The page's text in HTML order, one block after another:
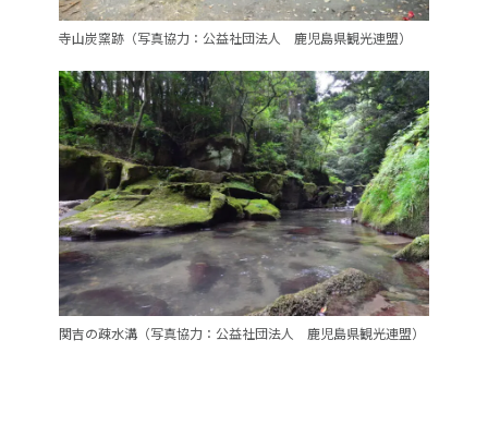
寺山炭窯跡（写真協力：公益社団法人 鹿児島県観光連盟）
関吉の疎水溝（写真協力：公益社団法人 鹿児島県観光連盟）